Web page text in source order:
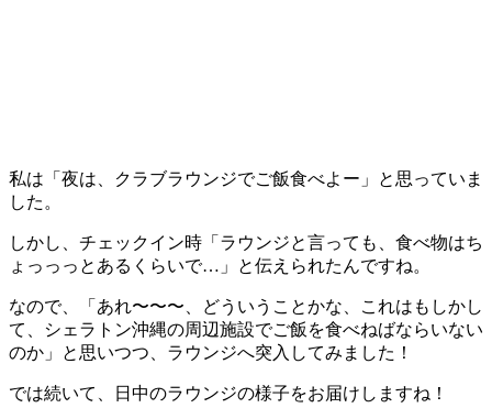
私は「夜は、クラブラウンジでご飯食べよー」と思っていま
した。
しかし、チェックイン時「ラウンジと言っても、食べ物はち
ょっっっとあるくらいで…」と伝えられたんですね。
なので、「あれ〜〜〜、どういうことかな、これはもしかし
て、シェラトン沖縄の周辺施設でご飯を食べねばならいない
のか」と思いつつ、ラウンジへ突入してみました！
では続いて、日中のラウンジの様子をお届けしますね！